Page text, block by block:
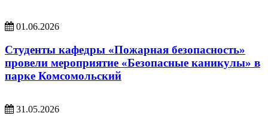
01.06.2026
Студенты кафедры «Пожарная безопасность»
провели мероприятие «Безопасные каникулы» в
парке Комсомольский
31.05.2026